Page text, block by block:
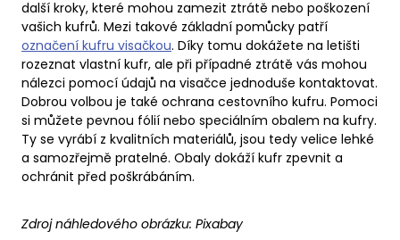
další kroky, které mohou zamezit ztrátě nebo poškození
vašich kufrů. Mezi takové základní pomůcky patří
označení kufru visačkou. Díky tomu dokážete na letišti
rozeznat vlastní kufr, ale při případné ztrátě vás mohou
nálezci pomocí údajů na visačce jednoduše kontaktovat.
Dobrou volbou je také ochrana cestovního kufru. Pomoci
si můžete pevnou fólií nebo speciálním obalem na kufry.
Ty se vyrábí z kvalitních materiálů, jsou tedy velice lehké
a samozřejmě pratelné. Obaly dokáží kufr zpevnit a
ochránit před poškrábáním.
Zdroj náhledového obrázku: Pixabay